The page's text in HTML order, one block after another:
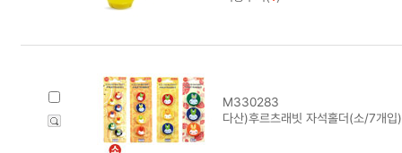
M330283
다산)후르츠래빗 자석홀더(소/7개